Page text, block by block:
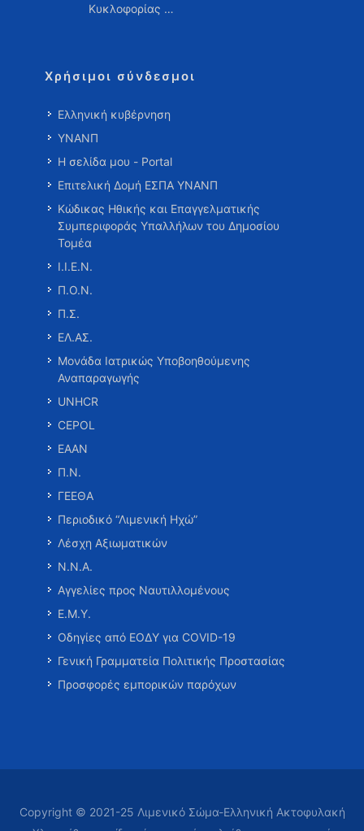
Κυκλοφορίας …
Χρήσιμοι σύνδεσμοι
Ελληνική κυβέρνηση
ΥΝΑΝΠ
Η σελίδα μου - Portal
Επιτελική Δομή ΕΣΠΑ ΥΝΑΝΠ
Κώδικας Ηθικής και Επαγγελματικής
Συμπεριφοράς Υπαλλήλων του Δημοσίου
Τομέα
Ι.Ι.Ε.Ν.
Π.Ο.Ν.
Π.Σ.
ΕΛ.ΑΣ.
Μονάδα Ιατρικώς Υποβοηθούμενης
Αναπαραγωγής
UNHCR
CEPOL
ΕΑΑΝ
Π.Ν.
ΓΕΕΘΑ
Περιοδικό “Λιμενική Ηχώ”
Λέσχη Αξιωματικών
Ν.Ν.Α.
Αγγελίες προς Ναυτιλλομένους
Ε.Μ.Υ.
Οδηγίες από ΕΟΔΥ για COVID-19
Γενική Γραμματεία Πολιτικής Προστασίας
Προσφορές εμπορικών παρόχων
Copyright © 2021-25 Λιμενικό Σώμα-Ελληνική Ακτοφυλακή